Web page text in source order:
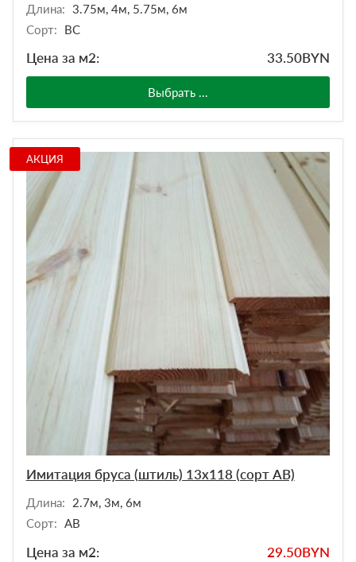
Длина: 3.75м, 4м, 5.75м, 6м
Сорт:
BC
Цена за м2: 33.50BYN
Выбрать ...
АКЦИЯ
Имитация бруса (штиль) 13х118 (сорт АВ)
Длина:
2.7м, 3м, 6м
Сорт: АВ
Цена за м2: 29.50BYN